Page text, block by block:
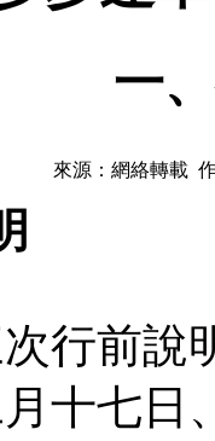
一
來源：網絡轉載
前說
十七日